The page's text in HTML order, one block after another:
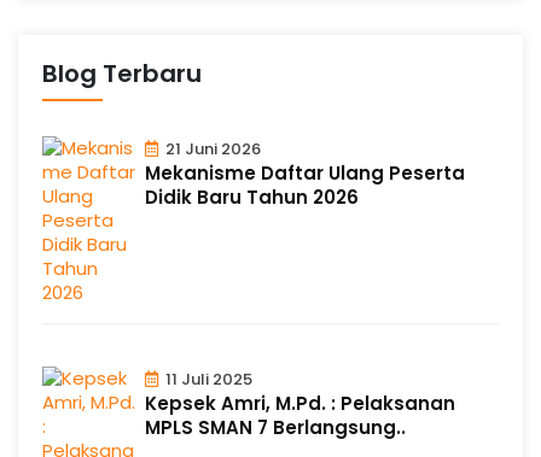
Blog Terbaru
21 Juni 2026
Mekanisme Daftar Ulang Peserta
Didik Baru Tahun 2026
11 Juli 2025
Kepsek Amri, M.Pd. : Pelaksanan
MPLS SMAN 7 Berlangsung..